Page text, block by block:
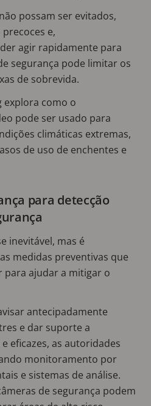
possam ser evitados,
e,
agir rapidamente para
segurança pode limitar os
de sobrevida.
explora como o
pode ser usado para
climáticas extremas,
de uso de enchentes e
para detecção
inevitável, mas é
medidas preventivas que
para ajudar a mitigar o
antecipadamente
e dar suporte a
eficazes, as autoridades
monitoramento por
e sistemas de análise.
de segurança podem